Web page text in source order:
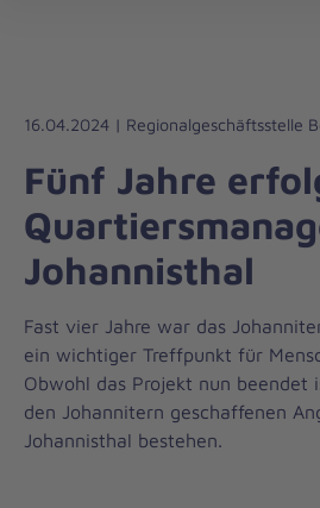
16.04.2024 | Regionalgeschäftsstelle
Fünf Jahre
Johannisthal
Fast vier Jahre war das
ein wichtiger Treffpunkt für
Obwohl das Projekt nun beendet
den Johannitern geschaffenen
Johannisthal bestehen.